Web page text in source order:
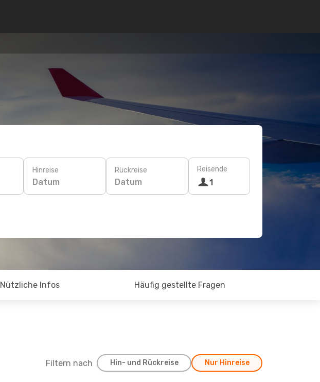
Hinreise
Datum
Rückreise
Datum
Reisende
1
Nützliche Infos Häufig gestellte Fragen
Filtern nach Hin- und Rückreise Nur Hinreise